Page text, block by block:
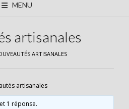
MENU
artisanales
ARTISANALES
artisanales
1 réponse.